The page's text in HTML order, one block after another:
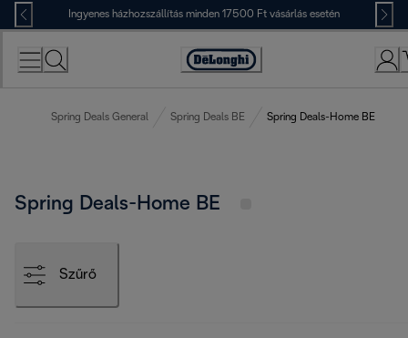
Skip
to
Content
Ingyenes házhozszállítás minden 17500 Ft vásárlás esetén
Accessibility
Spring Deals General Spring Deals BE Spring Deals-Home BE
Spring Deals-Home BE
Szűrő